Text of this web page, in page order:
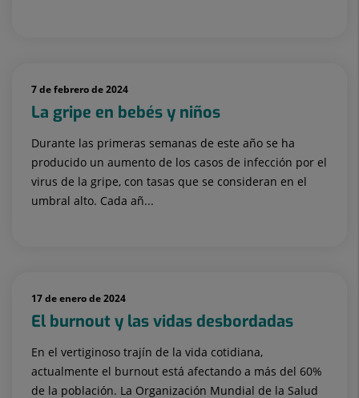
7 de febrero de 2024
La gripe en bebés y niños
Durante las primeras semanas de este año se ha
producido un aumento de los casos de infección por el
virus de la gripe, con tasas que se consideran en el
umbral alto. Cada añ...
17 de enero de 2024
El burnout y las vidas desbordadas
En el vertiginoso trajín de la vida cotidiana,
actualmente el burnout está afectando a más del 60%
de la población. La Organización Mundial de la Salud